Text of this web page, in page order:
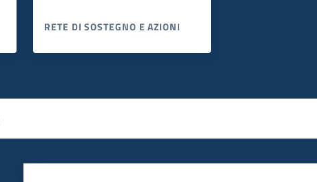
RETE DI SOSTEGNO E AZIONI